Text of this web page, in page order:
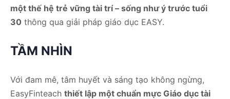
một thế hệ trẻ vững tài trí – sống như ý trước tuổi
30 thông qua giải pháp giáo dục EASY.
TẦM NHÌN
Với đam mê, tâm huyết và sáng tạo không ngừng,
EasyFinteach thiết lập một chuẩn mực Giáo dục tài